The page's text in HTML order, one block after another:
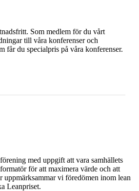
Som medlem för du vårt
till våra konferenser och
får du specialpris på våra konferenser.
med uppgift att vara samhällets
för att maximera värde och att
uppmärksammar vi föredömen inom lean
Leanpriset.